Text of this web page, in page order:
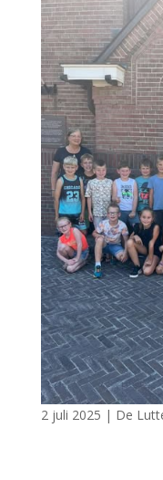
2 juli 2025 | De